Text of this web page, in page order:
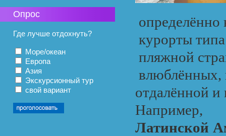
курорты
пляжной
влюблённых,
отдалённой и
Например,
Латинской
Опрос
Где лучше отдохнуть?
Море/океан
Европа
Азия
Экскурсионный тур
свой вариант